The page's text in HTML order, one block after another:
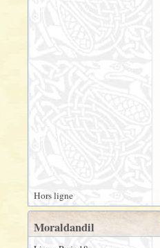
Hors ligne
Moraldandil